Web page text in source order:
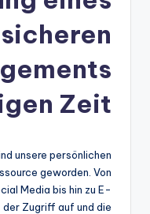
sicheren
Zeit
unsere persönlichen
geworden. Von
Media bis hin zu E-
Zugriff auf und die